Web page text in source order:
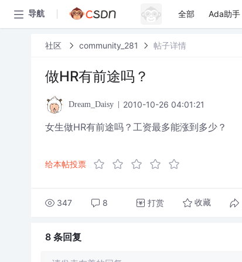
导航 全部 Ada助手
社区 community_281 帖子详情
做HR有前途吗？
Dream_Daisy 2010-10-26 04:01:21
女生做HR有前途吗？工资最多能涨到多少？
给本帖投票
347 8 打赏 收藏
8 条回复